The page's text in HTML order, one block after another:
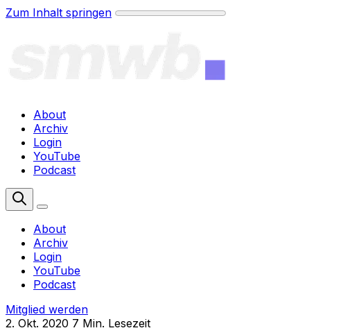
Zum Inhalt springen
About
Archiv
Login
YouTube
Podcast
About
Archiv
Login
YouTube
Podcast
Mitglied werden
2. Okt. 2020 7 Min. Lesezeit